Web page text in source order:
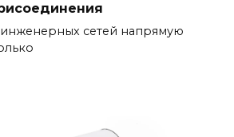
сетей напрямую